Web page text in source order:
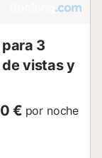
3
vistas y
€ por noche